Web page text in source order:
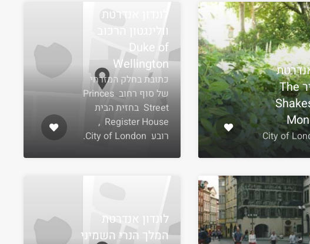
שקספיר The
לונדון אנדרטת
וולינגטון הרכוב
Duke of
Wellington
כתובת בחלק המזרחי
של סוף רחוב Princes
Street בחזית הבית
Register House ,
רובע City of London.
לונדון אנדרטת
המלך הנרי השמיני